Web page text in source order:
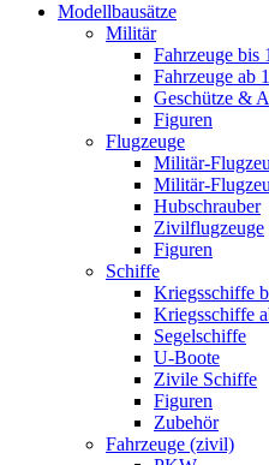
Modellbausätze
Militär
Fahrzeuge bis
Fahrzeuge ab
Geschütze &
Figuren
Flugzeuge
Militär-
Militär-
Hubschrauber
Zivilflugzeuge
Figuren
Schiffe
Kriegsschiffe
Kriegsschiffe
Segelschiffe
U-Boote
Zivile Schiffe
Figuren
Zubehör
Fahrzeuge (zivil)